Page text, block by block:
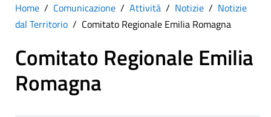
Home Comunicazione Attività Notizie
Notizie
dal Territorio
Comitato Regionale Emilia Romagna
Comitato Regionale Emilia
Romagna